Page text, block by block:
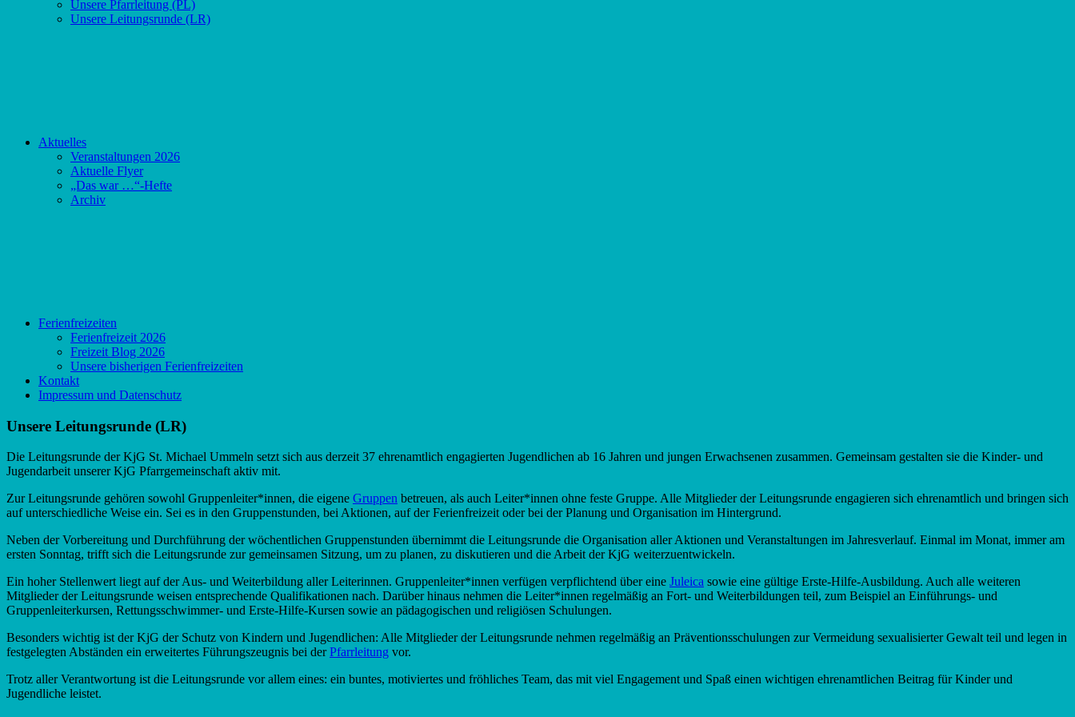
Unsere Pfarrleitung (PL)
Unsere Leitungsrunde (LR)
Aktuelles
Veranstaltungen 2026
Aktuelle Flyer
„Das war …“-Hefte
Archiv
Ferienfreizeiten
Ferienfreizeit 2026
Freizeit Blog 2026
Unsere bisherigen Ferienfreizeiten
Kontakt
Impressum und Datenschutz
Unsere Leitungsrunde (LR)
Die Leitungsrunde der KjG St. Michael Ummeln setzt sich aus derzeit 37 ehrenamtlich engagierten Jugendlichen ab 16 Jahren und jungen Erwachsenen zusammen. Gemeinsam gestalten sie die Kinder- und
Jugendarbeit unserer KjG Pfarrgemeinschaft aktiv mit.
Zur Leitungsrunde gehören sowohl Gruppenleiter*innen, die eigene Gruppen betreuen, als auch Leiter*innen ohne feste Gruppe. Alle Mitglieder der Leitungsrunde engagieren sich ehrenamtlich und bringen sich
auf unterschiedliche Weise ein. Sei es in den Gruppenstunden, bei Aktionen, auf der Ferienfreizeit oder bei der Planung und Organisation im Hintergrund.
Neben der Vorbereitung und Durchführung der wöchentlichen Gruppenstunden übernimmt die Leitungsrunde die Organisation aller Aktionen und Veranstaltungen im Jahresverlauf. Einmal im Monat, immer am
ersten Sonntag, trifft sich die Leitungsrunde zur gemeinsamen Sitzung, um zu planen, zu diskutieren und die Arbeit der KjG weiterzuentwickeln.
Ein hoher Stellenwert liegt auf der Aus- und Weiterbildung aller Leiterinnen. Gruppenleiter*innen verfügen verpflichtend über eine Juleica sowie eine gültige Erste-Hilfe-Ausbildung. Auch alle weiteren
Mitglieder der Leitungsrunde weisen entsprechende Qualifikationen nach. Darüber hinaus nehmen die Leiter*innen regelmäßig an Fort- und Weiterbildungen teil, zum Beispiel an Einführungs- und
Gruppenleiterkursen, Rettungsschwimmer- und Erste-Hilfe-Kursen sowie an pädagogischen und religiösen Schulungen.
Besonders wichtig ist der KjG der Schutz von Kindern und Jugendlichen: Alle Mitglieder der Leitungsrunde nehmen regelmäßig an Präventionsschulungen zur Vermeidung sexualisierter Gewalt teil und legen in
festgelegten Abständen ein erweitertes Führungszeugnis bei derPfarrleitung vor.
Trotz aller Verantwortung ist die Leitungsrunde vor allem eines: ein buntes, motiviertes und fröhliches Team, das mit viel Engagement und Spaß einen wichtigen ehrenamtlichen Beitrag für Kinder und
Jugendliche leistet.